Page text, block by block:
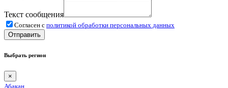
Текст сообщения
Согласен с политикой обработки персональных данных
Отправить
Выбрать регион
×
Абакан